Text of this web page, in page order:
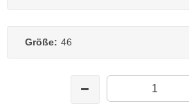
Größe: 46